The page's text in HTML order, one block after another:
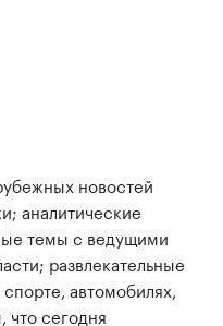
новостей
аналитические
темы с ведущими
развлекательные
автомобилях,
что сегодня